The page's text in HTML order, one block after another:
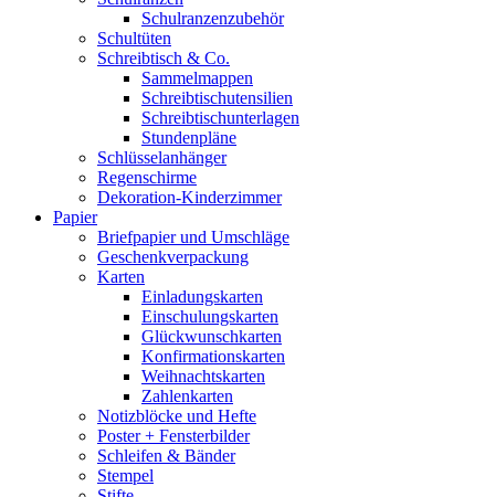
Schulranzenzubehör
Schultüten
Schreibtisch & Co.
Sammelmappen
Schreibtischutensilien
Schreibtischunterlagen
Stundenpläne
Schlüsselanhänger
Regenschirme
Dekoration-Kinderzimmer
Papier
Briefpapier und Umschläge
Geschenkverpackung
Karten
Einladungskarten
Einschulungskarten
Glückwunschkarten
Konfirmationskarten
Weihnachtskarten
Zahlenkarten
Notizblöcke und Hefte
Poster + Fensterbilder
Schleifen & Bänder
Stempel